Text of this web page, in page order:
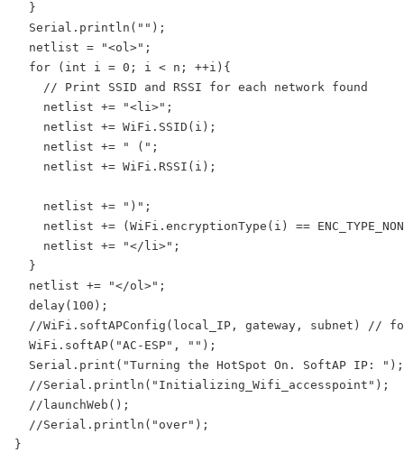
  }
  Serial.println("");
  netlist = "<ol>";
  for (int i = 0; i < n; ++i){
    // Print SSID and RSSI for each network found
    netlist += "<li>";
    netlist += WiFi.SSID(i);
    netlist += " (";
    netlist += WiFi.RSSI(i);
    netlist += ")";
netlist += (WiFi.encryptionType(i) ==
    netlist += "</li>";
  }
  netlist += "</ol>";
  delay(100);
//WiFi.softAPConfig(local_IP, gateway, subnet) //
  WiFi.softAP("AC-ESP", "");
Serial.print("Turning the HotSpot On. SoftAP IP:
  //Serial.println("Initializing_Wifi_accesspoint");
  //launchWeb();
  //Serial.println("over");
}